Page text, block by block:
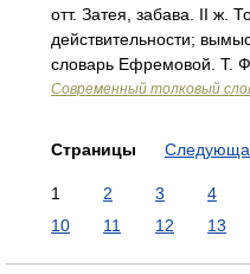
отт. Затея, забава. II ж.
действительности;
словарь Ефремовой. Т.
Современный толковый
Страницы
1 2 3 4
10
11 12 13